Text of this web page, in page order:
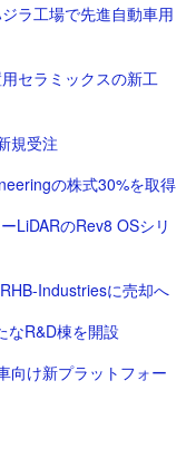
ラ工場で先進自動車用
セラミックスの新工
規受注
の株式30%を取得
LiDARのRev8 OSシリ
Industriesに売却へ
R&D棟を開設
向け新プラットフォー